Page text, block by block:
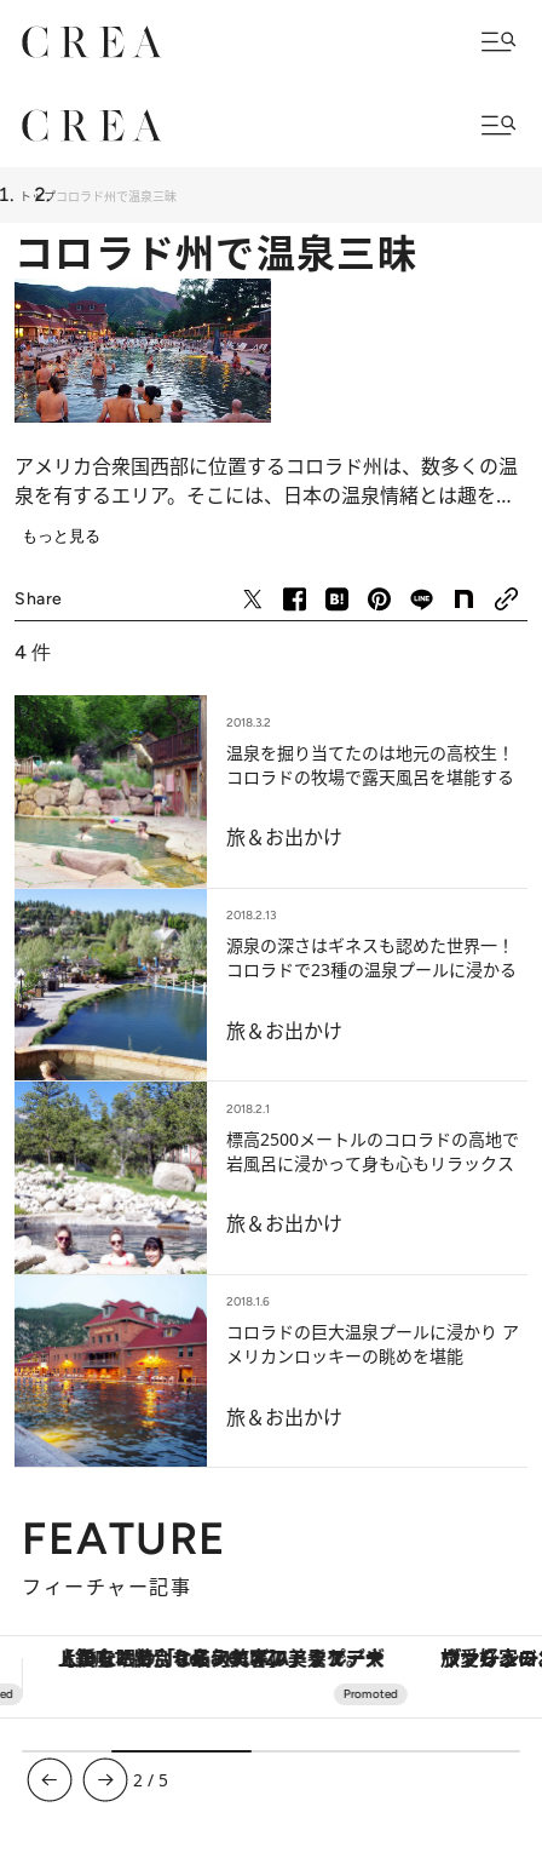
トップコロラド州で温泉三昧
コロラド州で温泉三昧
アメリカ合衆国西部に位置するコロラド州は、数多くの温
泉を有するエリア。そこには、日本の温泉情緒とは趣を異
にするユニークなカルチャーが花開いている。アメリカン
もっと見る
Share
4 件
2018.3.2
温泉を掘り当てたのは地元の高校生！
コロラドの牧場で露天風呂を堪能する
旅＆お出かけ
2018.2.13
源泉の深さはギネスも認めた世界一！
コロラドで23種の温泉プールに浸かる
旅＆お出かけ
2018.2.1
標高2500メートルのコロラドの高地で
岩風呂に浸かって身も心もリラックス
旅＆お出かけ
2018.1.6
コロラドの巨大温泉プールに浸かり ア
メリカンロッキーの眺めを堪能
旅＆お出かけ
FEATURE
フィーチャー記事
ヴァシュロン・コンスタンタン「オーヴァーシーズ・オートマティック」。旅愛好家のお気に入りコレクションから、ジェンダーレスな新作が登場
3 / 5